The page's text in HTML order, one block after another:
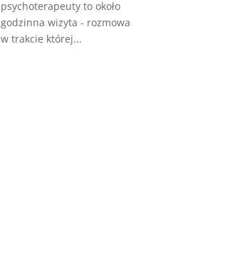
psychoterapeuty to około
godzinna wizyta - rozmowa
w trakcie której...